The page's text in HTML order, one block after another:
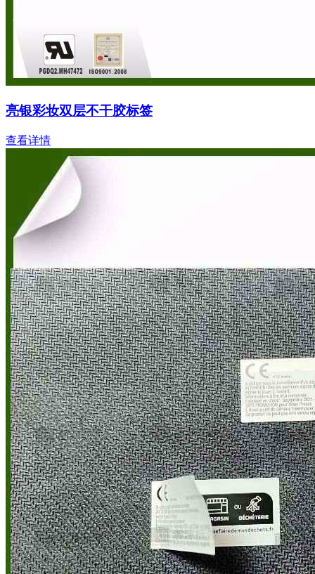
亮银彩妆双层不干胶标签
查看详情